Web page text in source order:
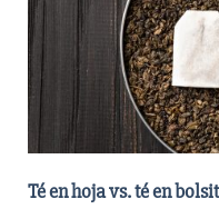
Té en hoja vs. té en